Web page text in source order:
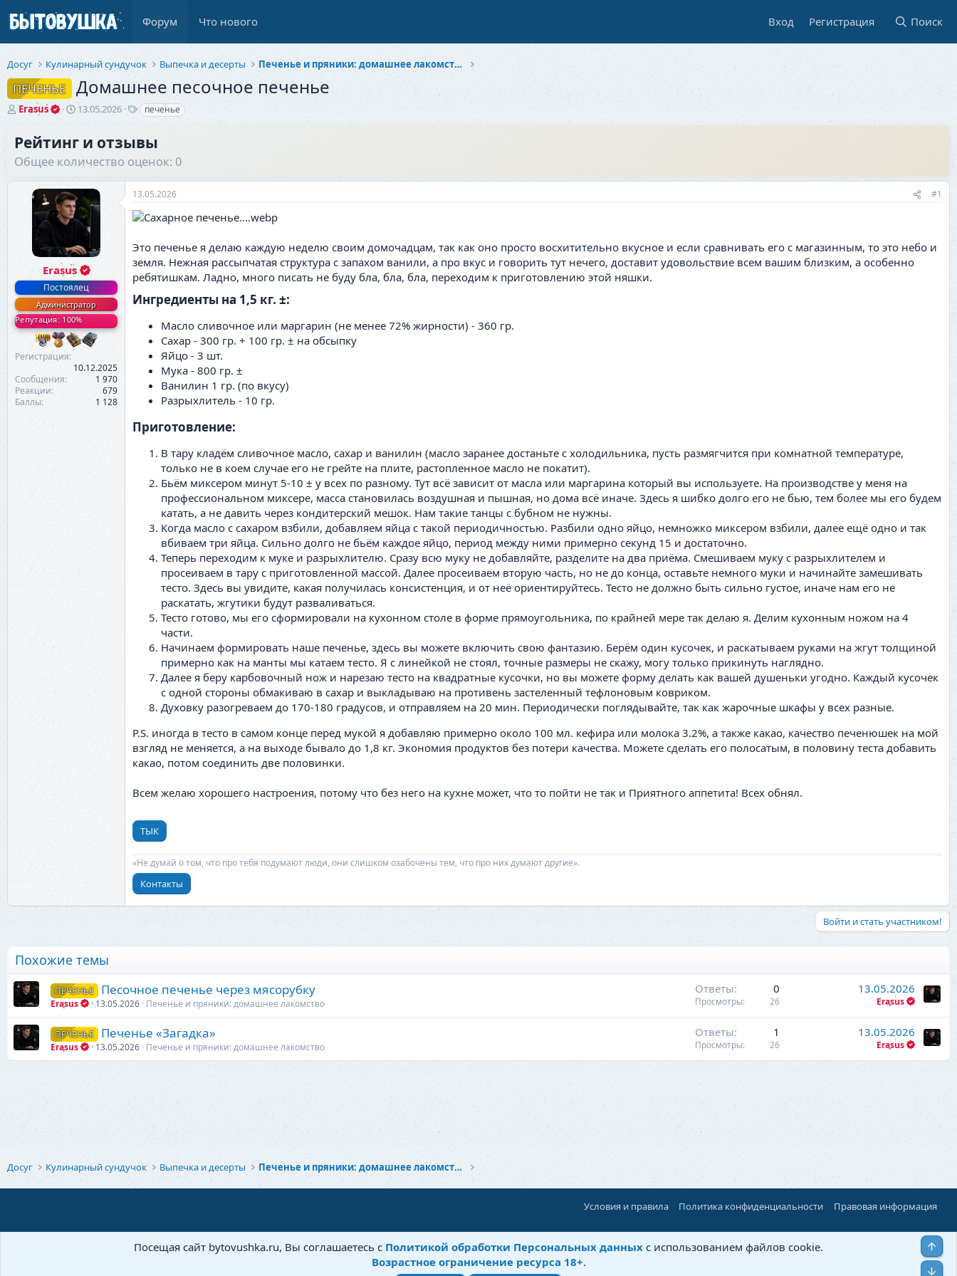
Форум Что нового Вход Регистрация Поиск
Досуг Кулинарный сундучок Выпечка и десерты Печенье и пряники: домашнее лакомство
ПЕЧЕНЬЕ Домашнее песочное печенье
А
о
р
е
Erasus
Д
н
ч
а
л
а
13.05.2026
Т
и
печенье
Рейтинг и отзывы
Общее количество оценок: 0
Erasus
Постоялец
Администратор
Репутация: 100%
Регистрация
10.12.2025
Сообщения
1 970
Реакции
679
Баллы
1 128
13.05.2026 #1
Это печенье я делаю каждую неделю своим домочадцам, так как оно просто восхитительно вкусное и если сравнивать его с магазинным, то это небо и
земля. Нежная рассыпчатая структура с запахом ванили, а про вкус и говорить тут нечего, доставит удовольствие всем вашим близким, а особенно
ребятишкам. Ладно, много писать не буду бла, бла, бла, переходим к приготовлению этой няшки.
Ингредиенты на 1,5 кг. ±:​
Масло сливочное или маргарин (не менее 72% жирности) - 360 гр.
Сахар - 300 гр. + 100 гр. ± на обсыпку
Яйцо - 3 шт.
Мука - 800 гр. ±
Ванилин 1 гр. (по вкусу)
Разрыхлитель - 10 гр.
Приготовление:​
В тару кладём сливочное масло, сахар и ванилин (масло заранее достаньте с холодильника, пусть размягчится при комнатной температуре,
только не в коем случае его не грейте на плите, растопленное масло не покатит).
Бьём миксером минут 5-10 ± у всех по разному. Тут всё зависит от масла или маргарина который вы используете. На производстве у меня на
профессиональном миксере, масса становилась воздушная и пышная, но дома всё иначе. Здесь я шибко долго его не бью, тем более мы его будем
катать, а не давить через кондитерский мешок. Нам такие танцы с бубном не нужны.
Когда масло с сахаром взбили, добавляем яйца с такой периодичностью. Разбили одно яйцо, немножко миксером взбили, далее ещё одно и так
вбиваем три яйца. Сильно долго не бьём каждое яйцо, период между ними примерно секунд 15 и достаточно.
Теперь переходим к муке и разрыхлителю. Сразу всю муку не добавляйте, разделите на два приёма. Смешиваем муку с разрыхлителем и
просеиваем в тару с приготовленной массой. Далее просеиваем вторую часть, но не до конца, оставьте немного муки и начинайте замешивать
тесто. Здесь вы увидите, какая получилась консистенция, и от неё ориентируйтесь. Тесто не должно быть сильно густое, иначе нам его не
раскатать, жгутики будут разваливаться.
Тесто готово, мы его сформировали на кухонном столе в форме прямоугольника, по крайней мере так делаю я. Делим кухонным ножом на 4
части.
Начинаем формировать наше печенье, здесь вы можете включить свою фантазию. Берём один кусочек, и раскатываем руками на жгут толщиной
примерно как на манты мы катаем тесто. Я с линейкой не стоял, точные размеры не скажу, могу только прикинуть наглядно.
Далее я беру карбовочный нож и нарезаю тесто на квадратные кусочки, но вы можете форму делать как вашей душеньки угодно. Каждый кусочек
с одной стороны обмакиваю в сахар и выкладываю на противень застеленный тефлоновым ковриком.
Духовку разогреваем до 170-180 градусов, и отправляем на 20 мин. Периодически поглядывайте, так как жарочные шкафы у всех разные.
P.S. иногда в тесто в самом конце перед мукой я добавляю примерно около 100 мл. кефира или молока 3.2%, а также какао, качество печенюшек на мой
взгляд не меняется, а на выходе бывало до 1,8 кг. Экономия продуктов без потери качества. Можете сделать его полосатым, в половину теста добавить
какао, потом соединить две половинки.
Всем желаю хорошего настроения, потому что без него на кухне может, что то пойти не так и Приятного аппетита! Всех обнял.
ТЫК
«Не думай о том, что про тебя подумают люди, они слишком озабочены тем, что про них думают другие».
Контакты
Войти и стать участником!
Похожие темы
ПЕЧЕНЬЕ Песочное печенье через мясорубку
Erasus 13.05.2026 Печенье и пряники: домашнее лакомство
Ответы 0
Просмотры 26
13.05.2026
Erasus
ПЕЧЕНЬЕ Печенье «Загадка»
Erasus 13.05.2026 Печенье и пряники: домашнее лакомство
Ответы 1
Просмотры 26
13.05.2026
Erasus
Досуг Кулинарный сундучок Выпечка и десерты Печенье и пряники: домашнее лакомство
Условия и правила Политика конфиденциальности Правовая информация
©Бытовушка, 2025-2026
Посещая сайт bytovushka.ru, Вы соглашаетесь с Политикой обработки Персональных данных с использованием файлов cookie.
Возрастное ограничение ресурса 18+.